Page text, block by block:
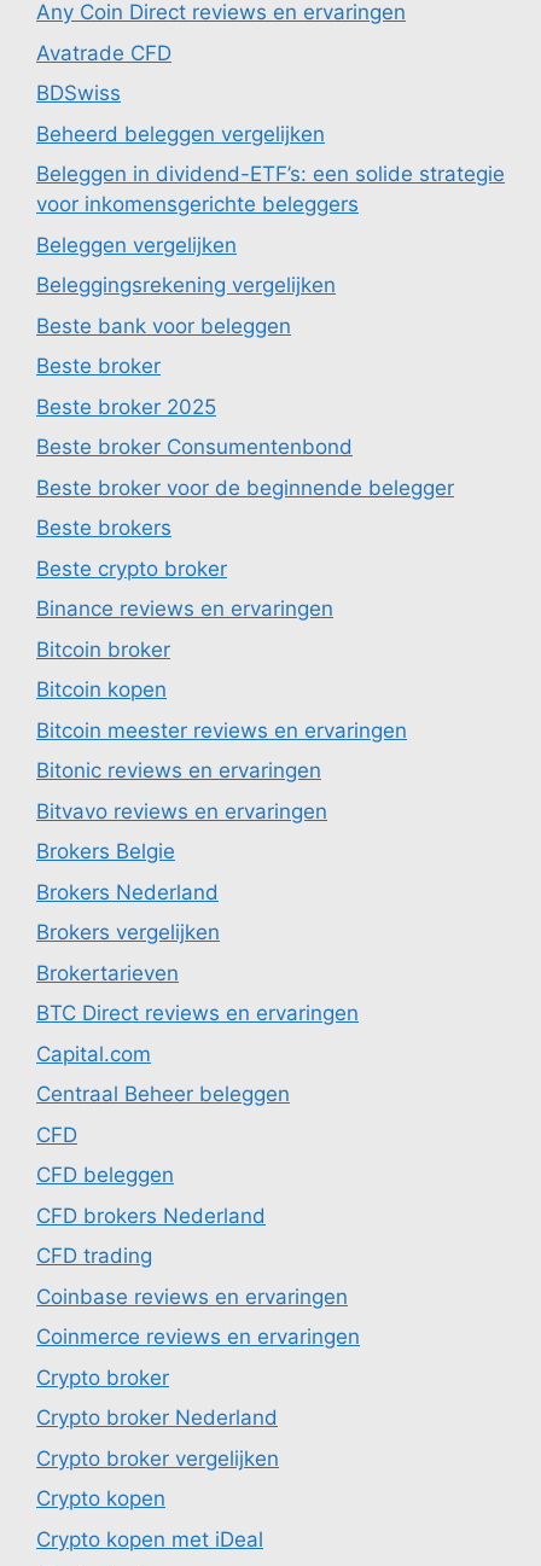
Any Coin Direct reviews en ervaringen
Avatrade CFD
BDSwiss
Beheerd beleggen vergelijken
Beleggen in dividend-ETF’s: een solide strategie
voor inkomensgerichte beleggers
Beleggen vergelijken
Beleggingsrekening vergelijken
Beste bank voor beleggen
Beste broker
Beste broker 2025
Beste broker Consumentenbond
Beste broker voor de beginnende belegger
Beste brokers
Beste crypto broker
Binance reviews en ervaringen
Bitcoin broker
Bitcoin kopen
Bitcoin meester reviews en ervaringen
Bitonic reviews en ervaringen
Bitvavo reviews en ervaringen
Brokers Belgie
Brokers Nederland
Brokers vergelijken
Brokertarieven
BTC Direct reviews en ervaringen
Capital.com
Centraal Beheer beleggen
CFD
CFD beleggen
CFD brokers Nederland
CFD trading
Coinbase reviews en ervaringen
Coinmerce reviews en ervaringen
Crypto broker
Crypto broker Nederland
Crypto broker vergelijken
Crypto kopen
Crypto kopen met iDeal